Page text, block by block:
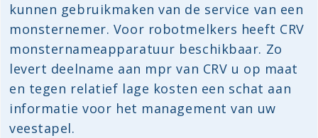
kunnen gebruikmaken van de service van een
monsternemer. Voor robotmelkers heeft CRV
monsternameapparatuur beschikbaar. Zo
levert deelname aan mpr van CRV u op maat
en tegen relatief lage kosten een schat aan
informatie voor het management van uw
veestapel.